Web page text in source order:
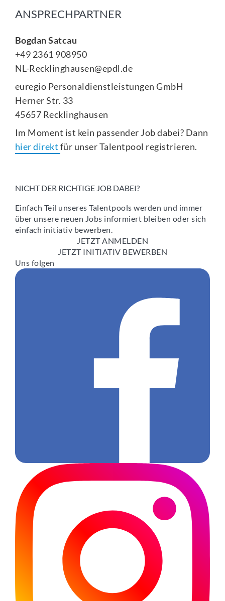
ANSPRECHPARTNER
Bogdan Satcau
+49 2361 908950
NL-Recklinghausen@epdl.de
euregio Personaldienstleistungen GmbH
Herner Str. 33
45657 Recklinghausen
Im Moment ist kein passender Job dabei? Dann
hier direkt für unser Talentpool registrieren.
NICHT DER RICHTIGE JOB DABEI?
Einfach Teil unseres Talentpools werden und immer
über unsere neuen Jobs informiert bleiben oder sich
einfach initiativ bewerben.
JETZT ANMELDEN
JETZT INITIATIV BEWERBEN
Uns folgen